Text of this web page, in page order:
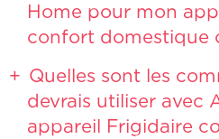
Home pour mon
confort domestique
Quelles sont les
devrais utiliser avec
appareil Frigidaire